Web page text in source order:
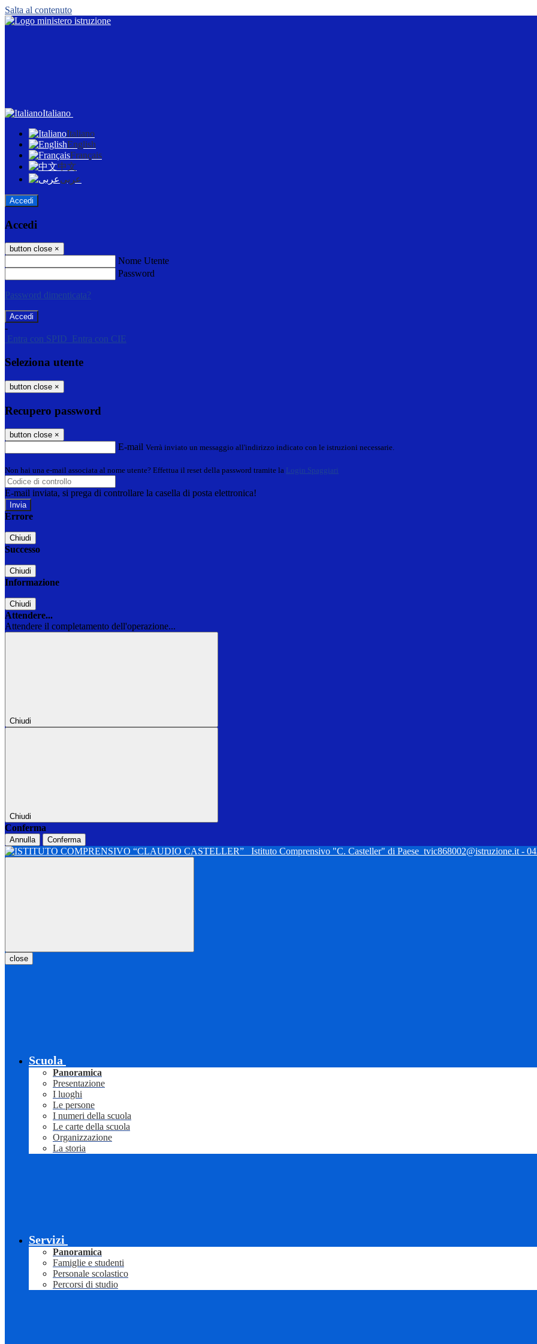
Salta al contenuto
Italiano
Italiano
English
Français
中文
عربى
Accedi
Accedi
button close ×
Nome Utente
Password
Password dimenticata?
-
Entra con SPID
Entra con CIE
Seleziona utente
button close ×
Recupero password
button close ×
E-mail Verrà inviato un messaggio all'indirizzo indicato con le istruzioni necessarie.
Non hai una e-mail associata al nome utente? Effettua il reset della password tramite la Login Spaggiari
E-mail inviata, si prega di controllare la casella di posta elettronica!
Errore
Chiudi
Successo
Chiudi
Informazione
Chiudi
Attendere...
Attendere il completamento dell'operazione...
Chiudi
Chiudi
Conferma
Annulla Conferma
Istituto Comprensivo "C. Casteller" di Paese tvic868002@istruzione.it -
close
Scuola
Panoramica
Presentazione
I luoghi
Le persone
I numeri della scuola
Le carte della scuola
Organizzazione
La storia
Servizi
Panoramica
Famiglie e studenti
Personale scolastico
Percorsi di studio